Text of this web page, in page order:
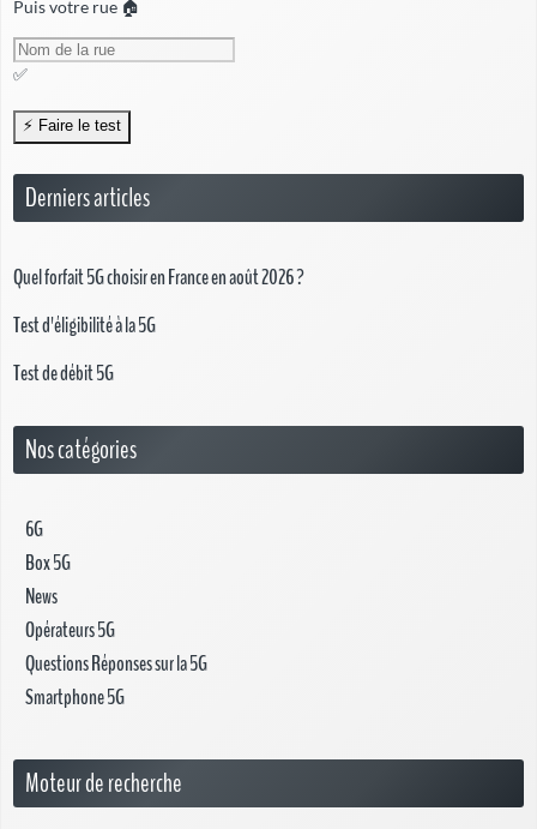
Puis votre rue 🏠
✅
Derniers articles
Quel forfait 5G choisir en France en août 2026 ?
Test d'éligibilité à la 5G
Test de débit 5G
Nos catégories
6G
Box 5G
News
Opérateurs 5G
Questions Réponses sur la 5G
Smartphone 5G
Moteur de recherche